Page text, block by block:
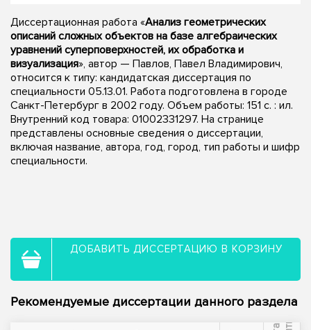
Диссертационная работа «Анализ геометрических
описаний сложных объектов на базе алгебраических
уравнений суперповерхностей, их обработка и
визуализация», автор — Павлов, Павел Владимирович,
относится к типу: кандидатская диссертация по
специальности 05.13.01. Работа подготовлена в городе
Санкт-Петербург в 2002 году. Объем работы: 151 с. : ил.
Внутренний код товара: 01002331297. На странице
представлены основные сведения о диссертации,
включая название, автора, год, город, тип работы и шифр
специальности.
ДОБАВИТЬ ДИССЕРТАЦИЮ В КОРЗИНУ
Рекомендуемые диссертации данного раздела